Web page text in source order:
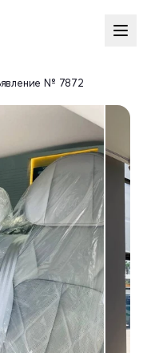
№ 7872